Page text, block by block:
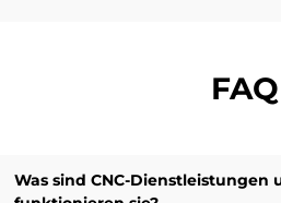
FAQ
Was sind CNC-Dienstleistungen